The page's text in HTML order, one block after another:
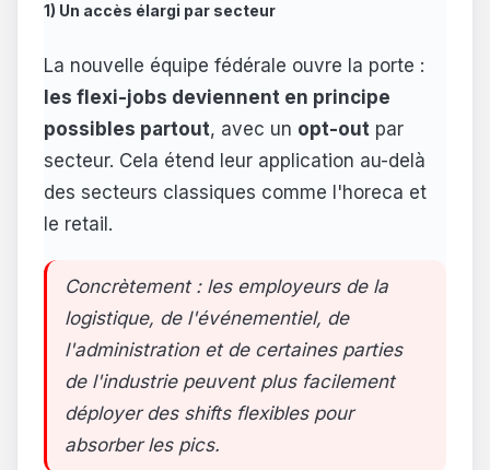
1) Un accès élargi par secteur
La nouvelle équipe fédérale ouvre la porte :
les flexi-jobs deviennent en principe
possibles partout, avec un opt-out par
secteur. Cela étend leur application au-delà
des secteurs classiques comme l'horeca et
le retail.
Concrètement : les employeurs de la
logistique, de l'événementiel, de
l'administration et de certaines parties
de l'industrie peuvent plus facilement
déployer des shifts flexibles pour
absorber les pics.